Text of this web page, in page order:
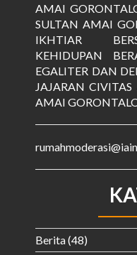
AMAI
SULTAN AMAI
IKHTIAR
KEHIDUPAN
EGALITER DAN
JAJARAN
AMAI
Berita(48)